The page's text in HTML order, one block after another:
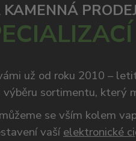
KAMENNÁ
už od roku 2010 –
výběru sortimentu, který
se vším kolem
vaší elektronické